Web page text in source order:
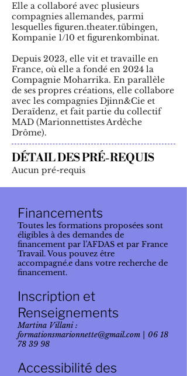
Elle a collaboré avec plusieurs
compagnies allemandes, parmi
lesquelles figuren.theater.tübingen,
Kompanie 1/10 et figurenkombinat.
Depuis 2023, elle vit et travaille en
France, où elle a fondé en 2024 la
Compagnie Moharrika. En parallèle
de ses propres créations, elle collabore
avec les compagnies Djinn&Cie et
Deraïdenz, et fait partie du collectif
MAD (Marionnettistes Ardèche
Drôme).
DÉTAIL DES PRÉ-REQUIS
Aucun pré-requis
Financements
​Toutes les formations proposées sont
éligibles à des demandes de
financement par l’AFDAS et par France
Travail. Vous pouvez être
accompagné.e dans votre recherche de
financement.
Inscription et
Renseignements
Martina Villani :
formationsmarionnette@gmail.com | 06 18
78 39 98
Accessibilité des